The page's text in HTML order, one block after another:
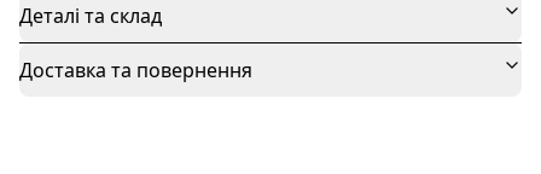
Деталі та склад
Доставка та повернення